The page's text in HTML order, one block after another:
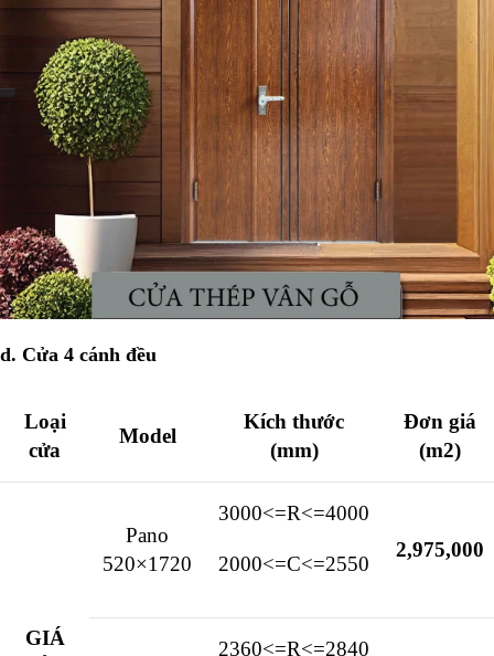
d. Cửa 4 cánh đều
Loại
cửa
Model
Kích thước
(mm)
Đơn giá
(m2)
GIÁ
Pano
520×1720
3000<=R<=4000
2000<=C<=2550
2,975,000
2360<=R<=2840